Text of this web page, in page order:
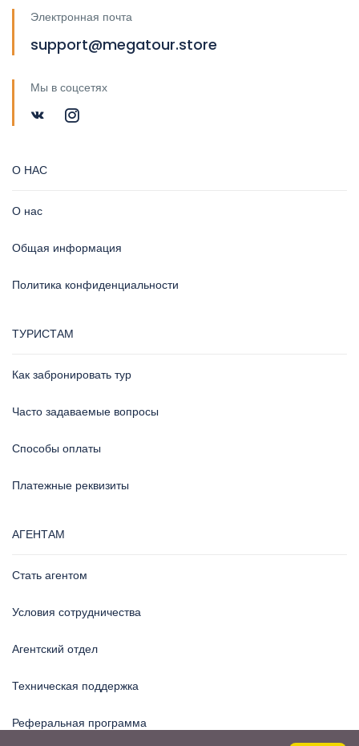
Электронная почта
support@megatour.store
Мы в соцсетях
О НАС
О нас
Общая информация
Политика конфиденциальности
ТУРИСТАМ
Как забронировать тур
Часто задаваемые вопросы
Способы оплаты
Платежные реквизиты
АГЕНТАМ
Стать агентом
Условия сотрудничества
Агентский отдел
Техническая поддержка
Реферальная программа